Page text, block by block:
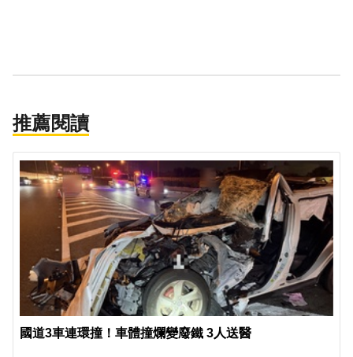
推薦閱讀
國道3車連環撞！車體撞爛變廢鐵 3人送醫